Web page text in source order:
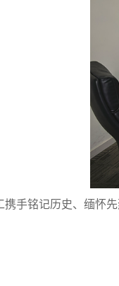
铭记历史、缅怀先